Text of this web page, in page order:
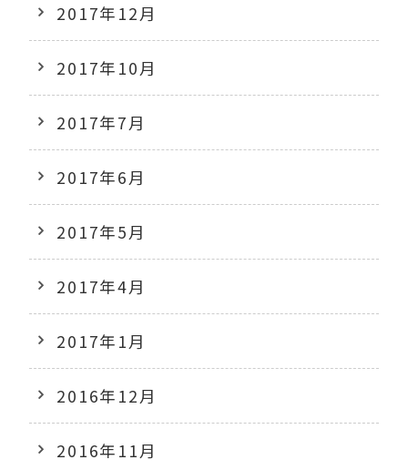
2017年12月
2017年10月
2017年7月
2017年6月
2017年5月
2017年4月
2017年1月
2016年12月
2016年11月